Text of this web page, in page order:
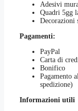
Adesivi
Quadri 5gg
Decorazioni
Pagamenti:
PayPal
Carta di
Bonifico
Pagamento
spedizione)
Informazioni utili